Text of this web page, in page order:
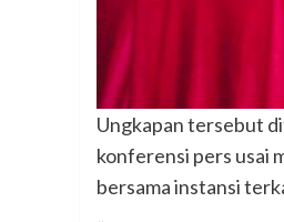
Ungkapan tersebut
konferensi pers usai
bersama instansi